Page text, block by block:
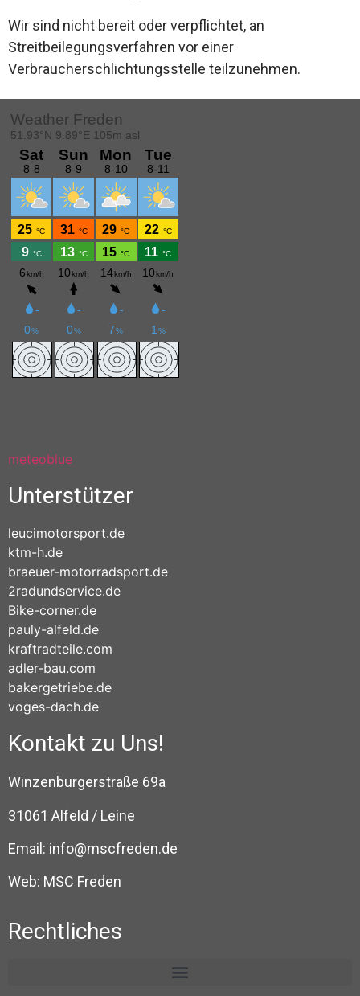
Wir sind nicht bereit oder verpflichtet, an
Streitbeilegungsverfahren vor einer
Verbraucherschlichtungsstelle teilzunehmen.
meteoblue
Unterstützer
leucimotorsport.de
ktm-h.de
braeuer-motorradsport.de
2radundservice.de
Bike-corner.de
pauly-alfeld.de
kraftradteile.com
adler-bau.com
bakergetriebe.de
voges-dach.de
Kontakt zu Uns!
Winzenburgerstraße 69a
31061 Alfeld / Leine
Email: info@mscfreden.de
Web: MSC Freden
Rechtliches